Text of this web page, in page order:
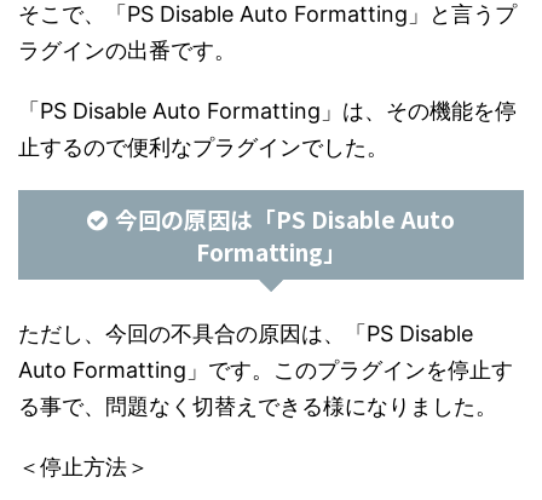
そこで、「PS Disable Auto Formatting」と言うプ
ラグインの出番です。
「PS Disable Auto Formatting」は、その機能を停
止するので便利なプラグインでした。
今回の原因は「PS Disable Auto
Formatting」
ただし、今回の不具合の原因は、「PS Disable
Auto Formatting」です。このプラグインを停止す
る事で、問題なく切替えできる様になりました。
＜停止方法＞